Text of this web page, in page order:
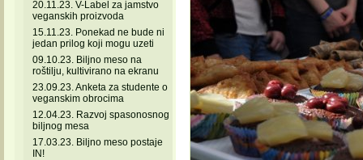
20.11.23. V-Label za jamstvo
veganskih proizvoda
15.11.23. Ponekad ne bude ni
jedan prilog koji mogu uzeti
09.10.23. Biljno meso na
roštilju, kultivirano na ekranu
23.09.23. Anketa za studente o
veganskim obrocima
12.04.23. Razvoj spasonosnog
biljnog mesa
17.03.23. Biljno meso postaje
IN!